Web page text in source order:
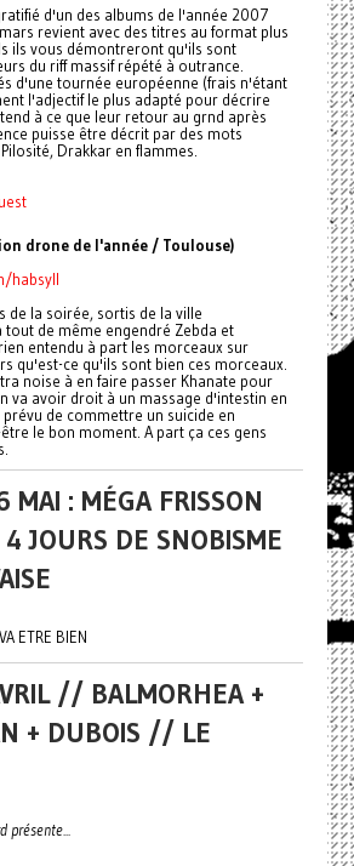
d'un des albums de l'année 2007
revient avec des titres au format plus
ils vous démontreront qu'ils sont
du riff massif répété à outrance.
d'une tournée européenne (frais n'étant
l'adjectif le plus adapté pour décrire
à ce que leur retour au grnd après
puisse être décrit par des mots
Drakkar en flammes.
drone de l'année / Toulouse)
habsyll
de la soirée, sortis de la ville
tout de même engendré Zebda et
entendu à part les morceaux sur
qu'est-ce qu'ils sont bien ces morceaux.
noise à en faire passer Khanate pour
va avoir droit à un massage d'intestin en
de commettre un suicide en
le bon moment. A part ça ces gens
MAI : MÉGA FRISSON
4 JOURS DE SNOBISME
ETRE BIEN
// BALMORHEA +
+ DUBOIS // LE
présente...